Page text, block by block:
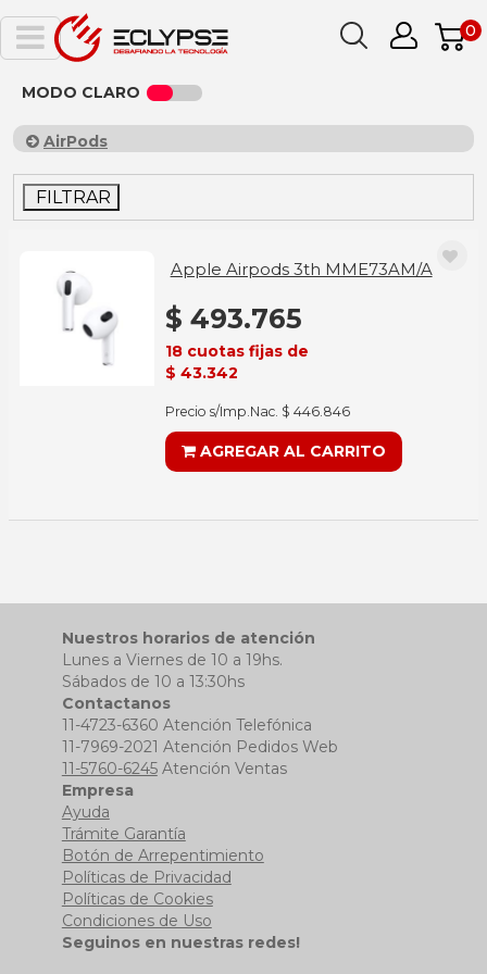
0
MODO CLARO
AirPods
FILTRAR
Apple Airpods 3th MME73AM/A
$ 493.765
18 cuotas fijas de
$ 43.342
Precio s/Imp.Nac. $ 446.846
AGREGAR AL CARRITO
Nuestros horarios de atención
Lunes a Viernes de 10 a 19hs.
Sábados de 10 a 13:30hs
Contactanos
11-4723-6360 Atención Telefónica
11-7969-2021 Atención Pedidos Web
11-5760-6245Atención Ventas
Empresa
Ayuda
Trámite Garantía
Botón de Arrepentimiento
Políticas de Privacidad
Políticas de Cookies
Condiciones de Uso
Seguinos en nuestras redes!